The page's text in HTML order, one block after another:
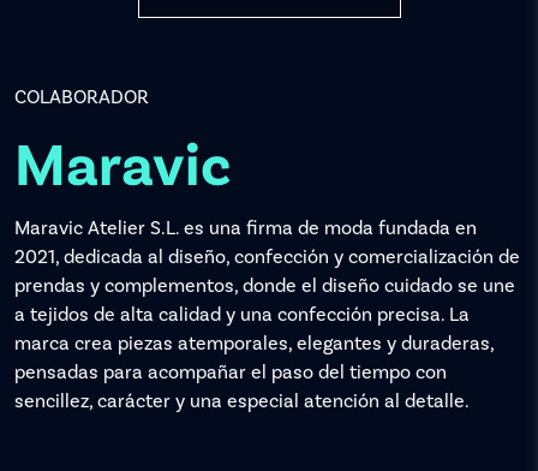
COLABORADOR
Maravic
Maravic Atelier S.L. es una firma de moda fundada en
2021, dedicada al diseño, confección y comercialización de
prendas y complementos, donde el diseño cuidado se une
a tejidos de alta calidad y una confección precisa. La
marca crea piezas atemporales, elegantes y duraderas,
pensadas para acompañar el paso del tiempo con
sencillez, carácter y una especial atención al detalle.